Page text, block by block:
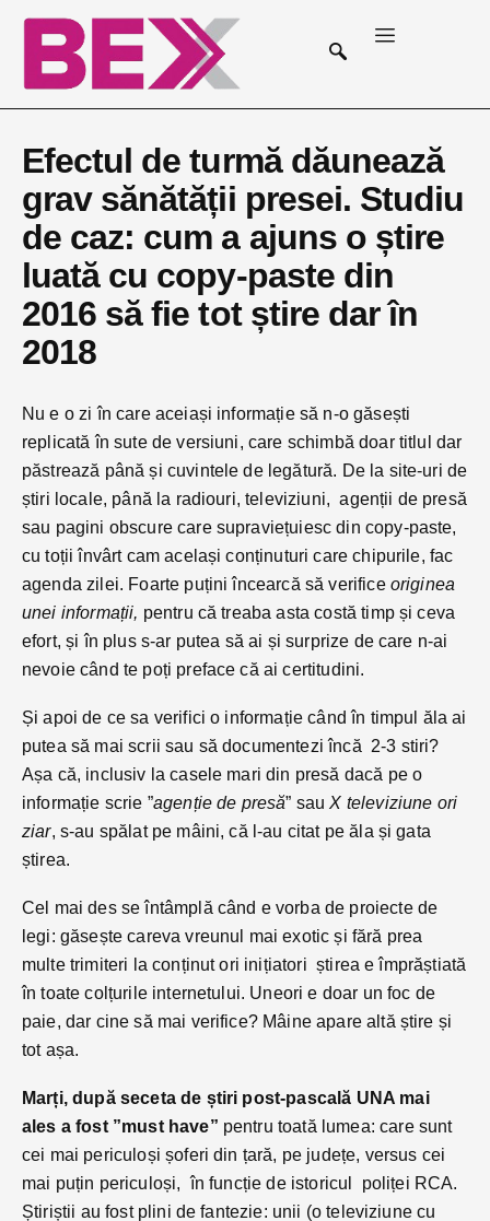
Efectul de turmă dăunează
grav sănătății presei. Studiu
de caz: cum a ajuns o știre
luată cu copy-paste din
2016 să fie tot știre dar în
2018
Nu e o zi în care aceiași informație să n-o găsești
replicată în sute de versiuni, care schimbă doar titlul dar
păstrează până și cuvintele de legătură. De la site-uri de
știri locale, până la radiouri, televiziuni, agenții de presă
sau pagini obscure care supraviețuiesc din copy-paste,
cu toții învârt cam același conținuturi care chipurile, fac
agenda zilei. Foarte puțini încearcă să verifice originea
unei informații, pentru că treaba asta costă timp și ceva
efort, și în plus s-ar putea să ai și surprize de care n-ai
nevoie când te poți preface că ai certitudini.
Și apoi de ce sa verifici o informație când în timpul ăla ai
putea să mai scrii sau să documentezi încă 2-3 stiri?
Așa că, inclusiv la casele mari din presă dacă pe o
informație scrie ”agenție de presă” sauX televiziune ori
ziar, s-au spălat pe mâini, că l-au citat pe ăla și gata
știrea.
Cel mai des se întâmplă când e vorba de proiecte de
legi: găsește careva vreunul mai exotic și fără prea
multe trimiteri la conținut ori inițiatori știrea e împrăștiată
în toate colțurile internetului. Uneori e doar un foc de
paie, dar cine să mai verifice? Mâine apare altă știre și
tot așa.
Marți, după seceta de știri post-pascală UNA mai
ales a fost ”must have” pentru toată lumea: care sunt
cei mai periculoși șoferi din țară, pe județe, versus cei
mai puțin periculoși, în funcție de istoricul poliței RCA.
Știriștii au fost plini de fantezie: unii (o televiziune cu